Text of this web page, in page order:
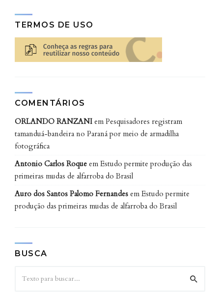
TERMOS DE USO
COMENTÁRIOS
ORLANDO RANZANI em Pesquisadores registram
tamanduá-bandeira no Paraná por meio de armadilha
fotográfica
Antonio Carlos Roque em Estudo permite produção das
primeiras mudas de alfarroba do Brasil
Auro dos Santos Palomo Fernandes em Estudo permite
produção das primeiras mudas de alfarroba do Brasil
BUSCA